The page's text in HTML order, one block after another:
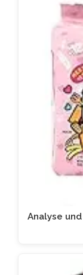
Analyse